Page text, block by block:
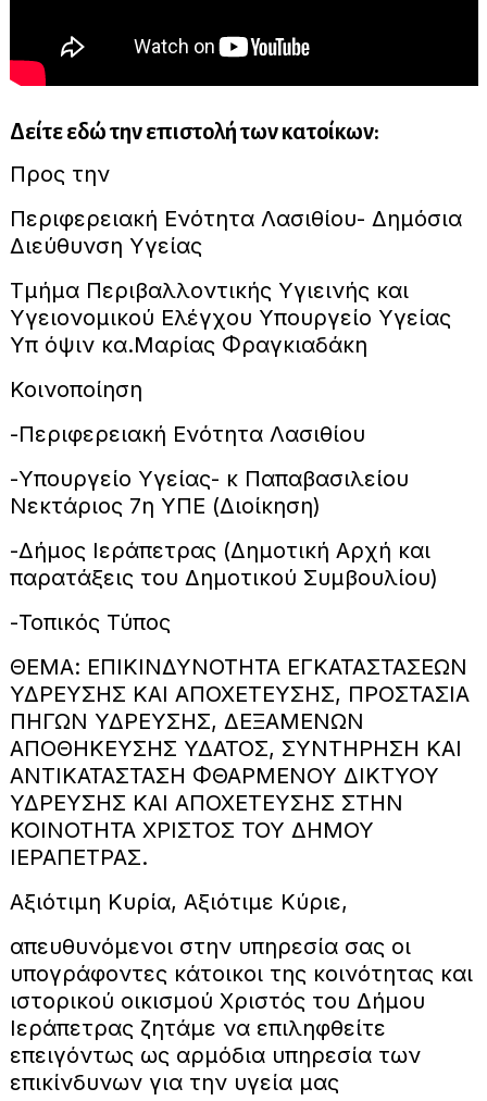
Δείτε εδώ την επιστολή των κατοίκων:
Προς την
Περιφερειακή Ενότητα Λασιθίου- Δημόσια
Διεύθυνση Υγείας
Τμήμα Περιβαλλοντικής Υγιεινής και
Υγειονομικού Ελέγχου Υπουργείο Υγείας
Υπ όψιν κα.Μαρίας Φραγκιαδάκη
Κοινοποίηση
-Περιφερειακή Ενότητα Λασιθίου
-Υπουργείο Υγείας- κ Παπαβασιλείου
Νεκτάριος 7η ΥΠΕ (Διοίκηση)
-Δήμος Ιεράπετρας (Δημοτική Αρχή και
παρατάξεις του Δημοτικού Συμβουλίου)
-Τοπικός Τύπος
ΘΕΜΑ: ΕΠΙΚΙΝΔΥΝΟΤΗΤΑ ΕΓΚΑΤΑΣΤΑΣΕΩΝ
ΥΔΡΕΥΣΗΣ ΚΑΙ ΑΠΟΧΕΤΕΥΣΗΣ, ΠΡΟΣΤΑΣΙΑ
ΠΗΓΩΝ ΥΔΡΕΥΣΗΣ, ΔΕΞΑΜΕΝΩΝ
ΑΠΟΘΗΚΕΥΣΗΣ ΥΔΑΤΟΣ, ΣΥΝΤΗΡΗΣΗ ΚΑΙ
ΑΝΤΙΚΑΤΑΣΤΑΣΗ ΦΘΑΡΜΕΝΟΥ ΔΙΚΤΥΟΥ
ΥΔΡΕΥΣΗΣ ΚΑΙ ΑΠΟΧΕΤΕΥΣΗΣ ΣΤΗΝ
ΚΟΙΝΟΤΗΤΑ ΧΡΙΣΤΟΣ ΤΟΥ ΔΗΜΟΥ
ΙΕΡΑΠΕΤΡΑΣ.
Αξιότιμη Κυρία, Αξιότιμε Κύριε,
απευθυνόμενοι στην υπηρεσία σας οι
υπογράφοντες κάτοικοι της κοινότητας και
ιστορικού οικισμού Χριστός του Δήμου
Ιεράπετρας ζητάμε να επιληφθείτε
επειγόντως ως αρμόδια υπηρεσία των
επικίνδυνων για την υγεία μας